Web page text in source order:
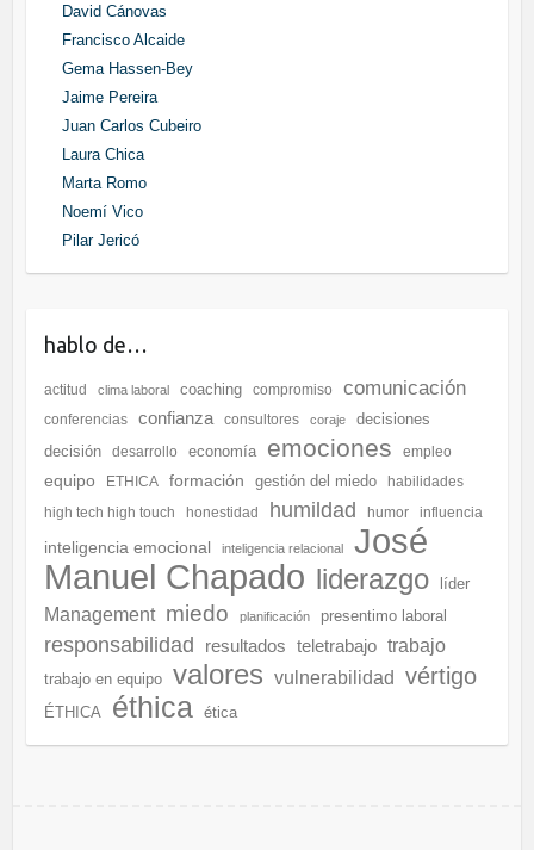
David Cánovas
Francisco Alcaide
Gema Hassen-Bey
Jaime Pereira
Juan Carlos Cubeiro
Laura Chica
Marta Romo
Noemí Vico
Pilar Jericó
hablo de…
actitud clima laboral coaching compromiso comunicación
conferencias confianza consultores coraje
decisiones
decisión
desarrollo economía emociones empleo
equipo ETHICA formación gestión del miedo
habilidades
high tech high touch
honestidad humildad humor influencia
inteligencia emocional inteligencia relacional
José
Manuel Chapado liderazgo líder
Management miedo planificación presentimo laboral
responsabilidad resultados teletrabajo trabajo
trabajo en equipo valores vulnerabilidad vértigo
ÉTHICA éthica ética